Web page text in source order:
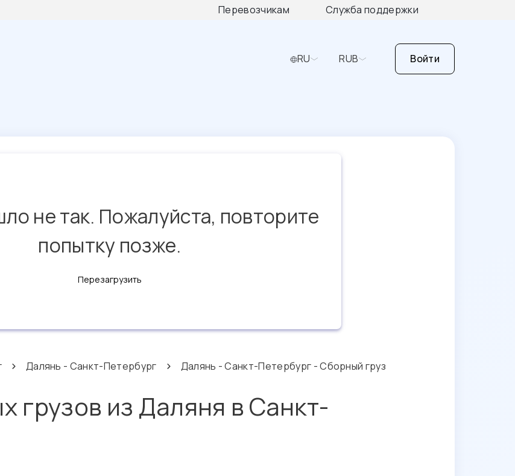
Перевозчикам Служба поддержки
RU RUB Войти
не так. Пожалуйста, повторите
попытку позже.
Перезагрузить
Далянь - Санкт-Петербург Далянь - Санкт-Петербург - Сборный груз
грузов из Даляня в Санкт-